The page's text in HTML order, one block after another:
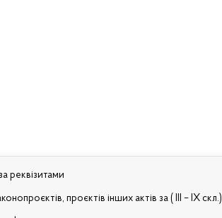
реквізитами
проєктів інших актів за ( III – IX скл.)